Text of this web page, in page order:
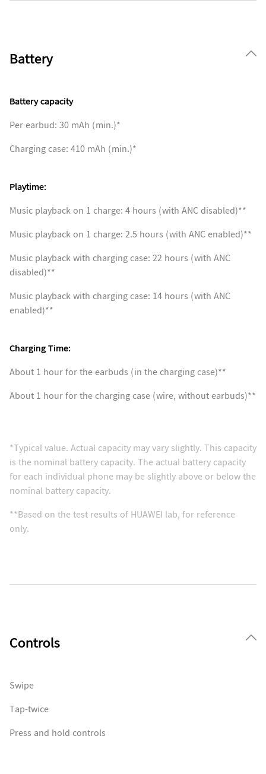
Battery
Battery capacity
Per earbud: 30 mAh (min.)*
Charging case: 410 mAh (min.)*
Playtime:
Music playback on 1 charge: 4 hours (with ANC disabled)**
Music playback on 1 charge: 2.5 hours (with ANC enabled)**
Music playback with charging case: 22 hours (with ANC
disabled)**
Music playback with charging case: 14 hours (with ANC
enabled)**
Charging Time:
About 1 hour for the earbuds (in the charging case)**
About 1 hour for the charging case (wire, without earbuds)**
*Typical value. Actual capacity may vary slightly. This capacity
is the nominal battery capacity. The actual battery capacity
for each individual phone may be slightly above or below the
nominal battery capacity.
**Based on the test results of HUAWEI lab, for reference
only.
Controls
Swipe
Tap-twice
Press and hold controls